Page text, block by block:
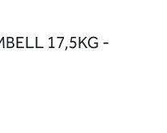
17,5KG -